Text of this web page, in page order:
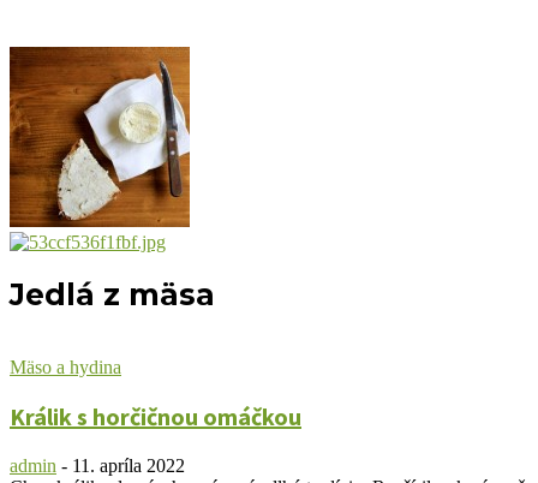
Jedlá z mäsa
Mäso a hydina
Králik s horčičnou omáčkou
admin - 11. apríla 2022